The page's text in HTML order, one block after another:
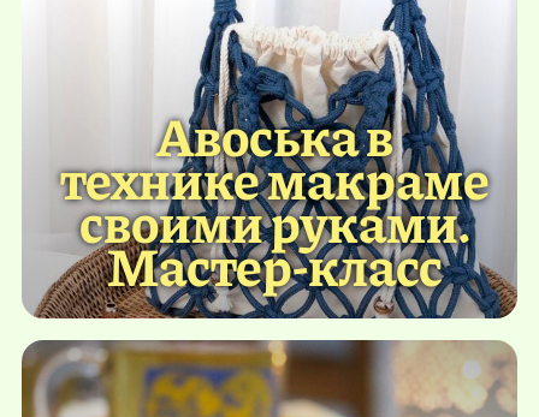
Авоська в
технике макраме
своими руками.
Мастер-класс